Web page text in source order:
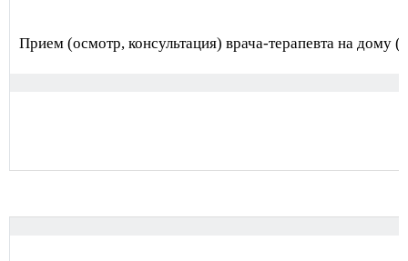
Прием (осмотр, консультация) врача-терапевта на дому